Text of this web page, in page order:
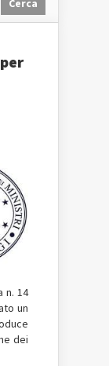
n. 14
un
dei